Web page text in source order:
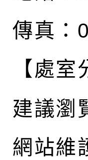
傳真：
【處室
建議瀏
網站維